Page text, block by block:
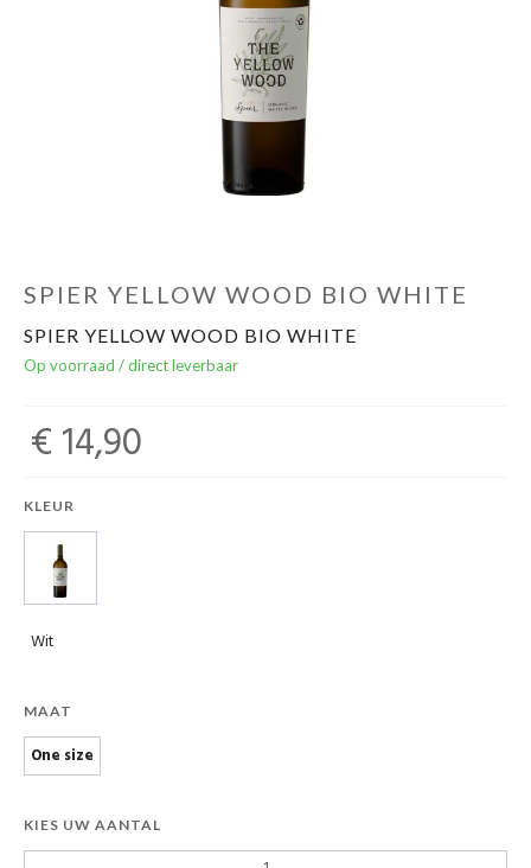
Geels Witteke De Maan's Jenever
SPIER YELLOW WOOD BIO WHITE
SPIER YELLOW WOOD BIO WHITE
Op voorraad / direct leverbaar
€ 14,90
KLEUR
Wit
MAAT
One size
KIES UW AANTAL